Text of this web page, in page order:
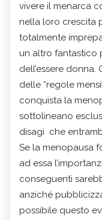
vivere il menarca
nella loro crescita
totalmente
un altro fantastico
dell’essere donna.
delle “regole
conquista la
sottolineano
disagi che
Se la menopausa
ad essa
conseguenti
anziché
possibile questo